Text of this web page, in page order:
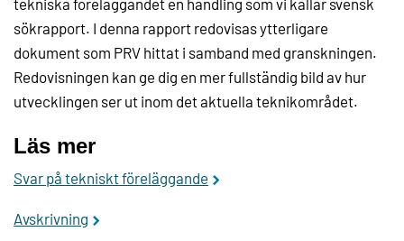
tekniska föreläggandet en handling som vi kallar svensk
sökrapport. I denna rapport redovisas ytterligare
dokument som PRV hittat i samband med granskningen.
Redovisningen kan ge dig en mer fullständig bild av hur
utvecklingen ser ut inom det aktuella teknikområdet.
Läs mer
Svar på tekniskt föreläggande
Avskrivning